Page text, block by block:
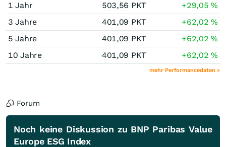
1 Jahr
503,56 PKT +29,05%
3 Jahre
401,09 PKT +62,02%
5 Jahre
401,09 PKT +62,02%
10 Jahre
401,09 PKT +62,02%
mehr Performancedaten »
Forum
Noch keine Diskussion zu BNP Paribas Value
Europe ESG Index